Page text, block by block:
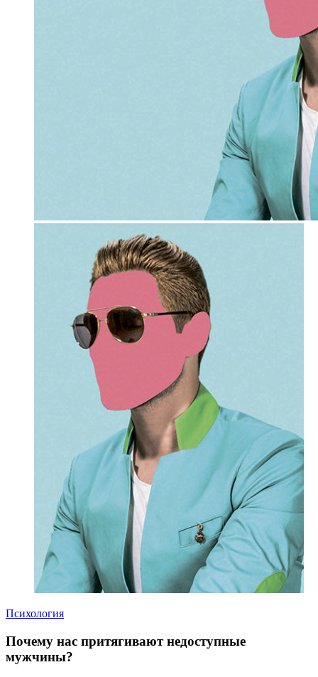
Психология
Почему нас притягивают недоступные
мужчины?